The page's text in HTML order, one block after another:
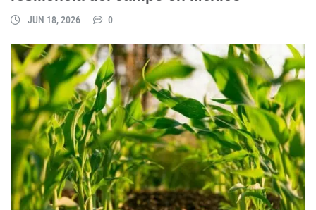
JUN 18, 2026 0